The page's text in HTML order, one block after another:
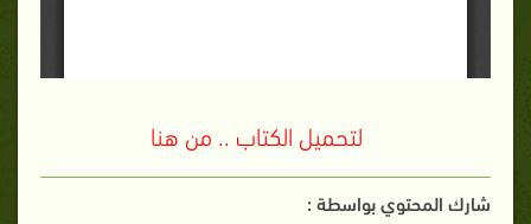
لتحميل الكتاب .. من هنا
شارك المحتوي بواسطة :